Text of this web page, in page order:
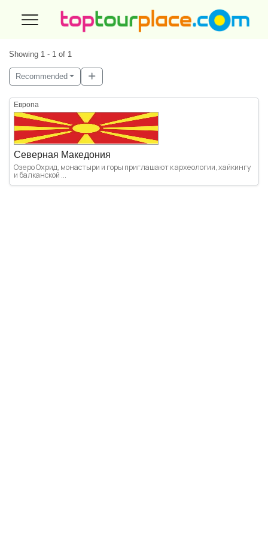
Showing 1 - 1 of 1
Recommended
Европа
Северная Македония
Озеро Охрид, монастыри и горы приглашают к археологии, хайкингу
и балканской ...